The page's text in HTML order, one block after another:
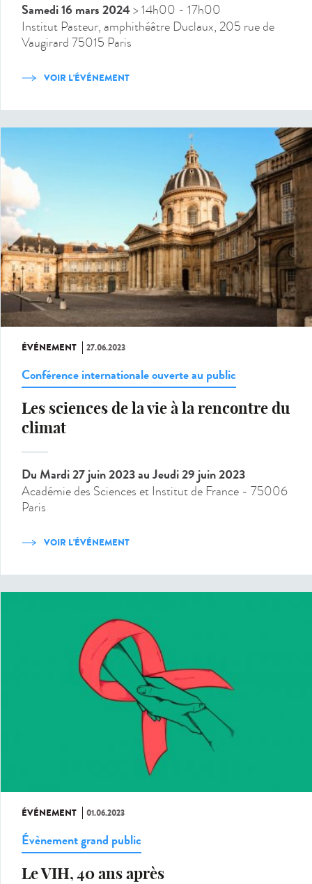
Samedi 16 mars 2024 > 14h00 - 17h00
Institut Pasteur, amphithéâtre Duclaux, 205 rue de
Vaugirard 75015 Paris
VOIR L'ÉVÉNEMENT
ÉVÉNEMENT 27.06.2023
Conférence internationale ouverte au public
Les sciences de la vie à la rencontre du
climat
Du Mardi 27 juin 2023au Jeudi 29 juin 2023
Académie des Sciences et Institut de France - 75006
Paris
VOIR L'ÉVÉNEMENT
ÉVÉNEMENT 01.06.2023
Évènement grand public
Le VIH, 40 ans après